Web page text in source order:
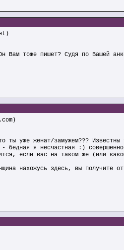
Вам тоже пишет? Судя по Вашей
ты уже женат/замужем???
- бедная я несчастная :)
если вас на таком же (или
нахожусь здесь, вы получите